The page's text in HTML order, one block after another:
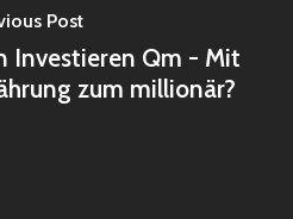
Post
Investieren Qm - Mit
zum millionär?